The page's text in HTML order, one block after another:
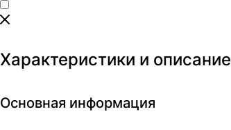
Характеристики и описание
Основная информация